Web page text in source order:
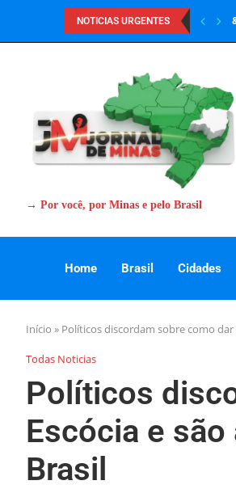
NOTICIAS URGENTES
→ Por você, por Minas e pelo Brasil
Home Brasil Cidades
Início » Políticos discordam sobre como dar
Todas Noticias
Políticos
Escócia e
Brasil